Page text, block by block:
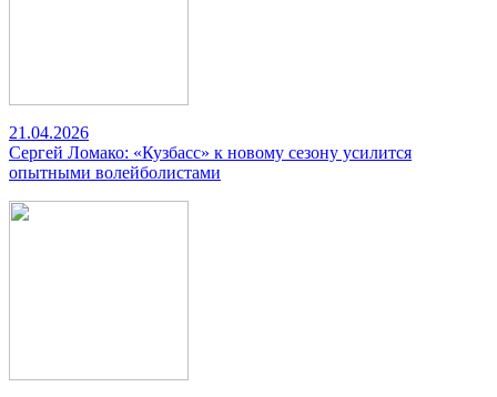
21.04.2026
Сергей Ломако: «Кузбасс» к новому сезону усилится
опытными волейболистами